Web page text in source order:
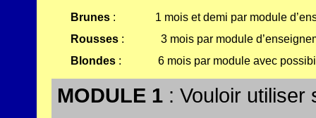
Brunes :
1 mois et demi par module
Rousses :
3 mois par module
Blondes : 6 mois par module avec
MODULE 1: Vouloir utiliser